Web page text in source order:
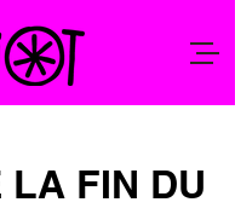
LA FIN DU